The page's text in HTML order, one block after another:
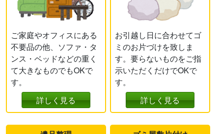
ご家庭やオフィスにある
不要品の他、ソファ・タ
ンス・ベッドなどの重く
て大きなものでもOKで
す。
詳しく見る
お引越し日に合わせてゴ
ミのお片づけを致しま
す。要らないものをご指
示いただくだけでOKで
す。
詳しく見る